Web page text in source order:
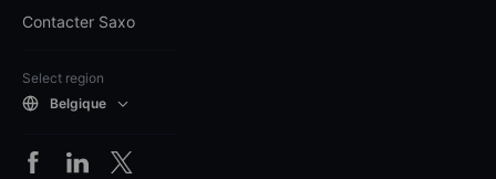
Contacter Saxo
Select region
Belgique